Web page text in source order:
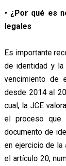
• ¿Por qué es
legales
Es importante
de identidad y
vencimiento de
desde 2014 al
cual, la JCE
el proceso que
documento de
en ejercicio de la
el artículo 20,